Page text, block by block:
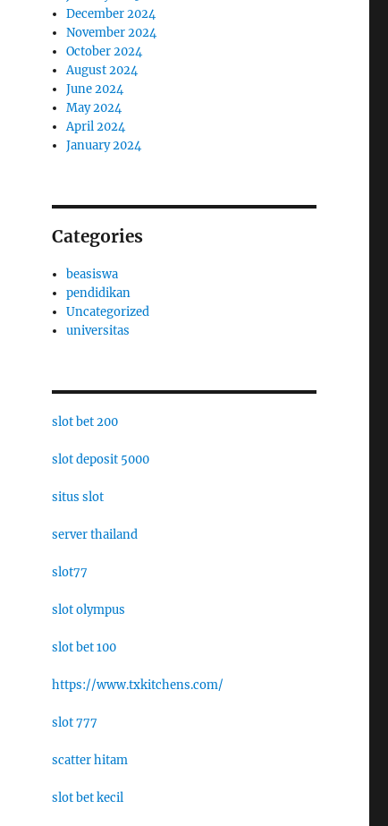
December 2024
November 2024
October 2024
August 2024
June 2024
May 2024
April 2024
January 2024
Categories
beasiswa
pendidikan
Uncategorized
universitas
slot bet 200
slot deposit 5000
situs slot
server thailand
slot77
slot olympus
slot bet 100
https://www.txkitchens.com/
slot 777
scatter hitam
slot bet kecil